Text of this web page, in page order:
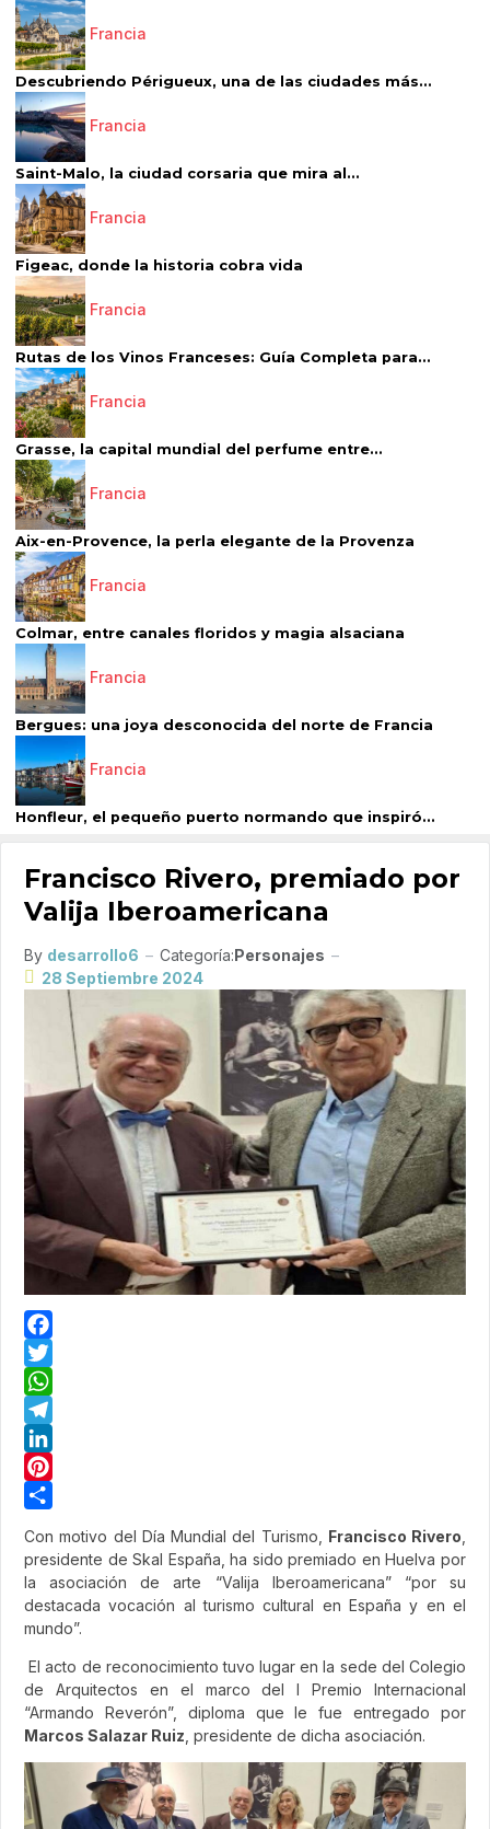
Francia
Descubriendo Périgueux, una de las ciudades más...
Francia
Saint-Malo, la ciudad corsaria que mira al...
Francia
Figeac, donde la historia cobra vida
Francia
Rutas de los Vinos Franceses: Guía Completa para...
Francia
Grasse, la capital mundial del perfume entre...
Francia
Aix-en-Provence, la perla elegante de la Provenza
Francia
Colmar, entre canales floridos y magia alsaciana
Francia
Bergues: una joya desconocida del norte de Francia
Francia
Honfleur, el pequeño puerto normando que inspiró...
Francisco Rivero, premiado por
Valija Iberoamericana
By desarrollo6 Categoría:Personajes
28 Septiembre 2024
Facebook
Twitter
WhatsApp
Telegram
LinkedIn
Pinterest
Con motivo del Día Mundial del Turismo, Francisco Rivero
presidente de Skal España, ha sido premiado en Huelva por
la asociación de arte “Valija Iberoamericana” “por su
destacada vocación al turismo cultural en España y en el
mundo”.
El acto de reconocimiento tuvo lugar en la sede del Colegio
de Arquitectos en el marco del I Premio Internacional
“Armando Reverón”, diploma que le fue entregado por
Marcos Salazar Ruiz , presidente de dicha asociación.